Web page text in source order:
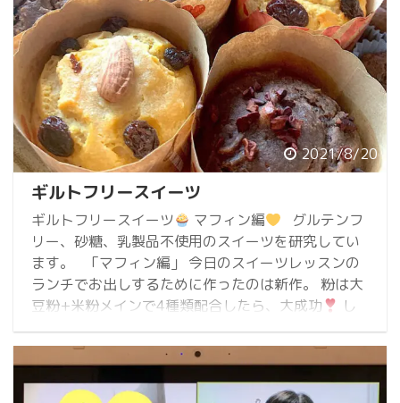
2021/8/20
ギルトフリースイーツ
ギルトフリースイーツ マフィン編
グルテンフ
リー、砂糖、乳製品不使用のスイーツを研究してい
ます。 「マフィン編」 今日のスイーツレッスンの
ランチでお出しするために作ったのは新作。 粉は大
豆粉+米粉メインで4種類配合したら、大成功
し
っとりもっちり感のあるマフィンになりました。
メインを大豆粉とバナナ粉 大豆粉とアーモンド粉と
変えてそれぞれのおいしさが出ていておいしいで
す。 “グルテン ...